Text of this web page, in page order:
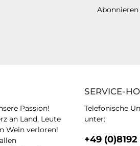
SERVICE-
Telefonische
unter:
+49
Passion!
an Land, Leute
Wein verloren!